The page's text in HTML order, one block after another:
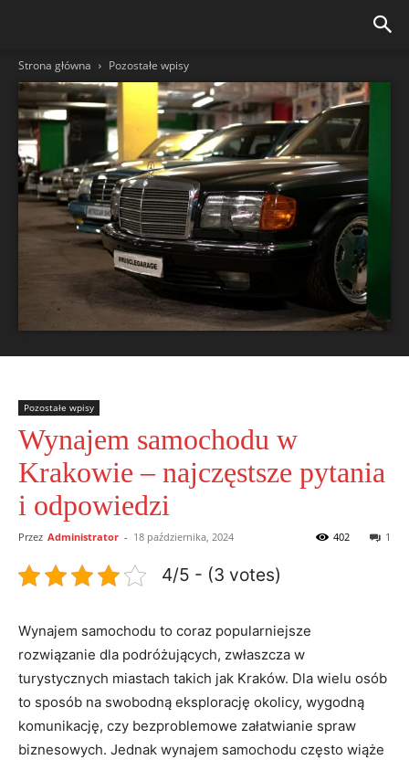
Strona główna Pozostałe wpisy
Pozostałe wpisy
Wynajem samochodu w
Krakowie – najczęstsze pytania
i odpowiedzi
Przez Administrator - 18 października, 2024 1
402
4/5 - (3 votes)
Wynajem samochodu to coraz popularniejsze
rozwiązanie dla podróżujących, zwłaszcza w
turystycznych miastach takich jak Kraków. Dla wielu osób
to sposób na swobodną eksplorację okolicy, wygodną
komunikację, czy bezproblemowe załatwianie spraw
biznesowych. Jednak wynajem samochodu często wiąże